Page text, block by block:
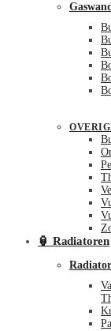
🏮 Radiatoren